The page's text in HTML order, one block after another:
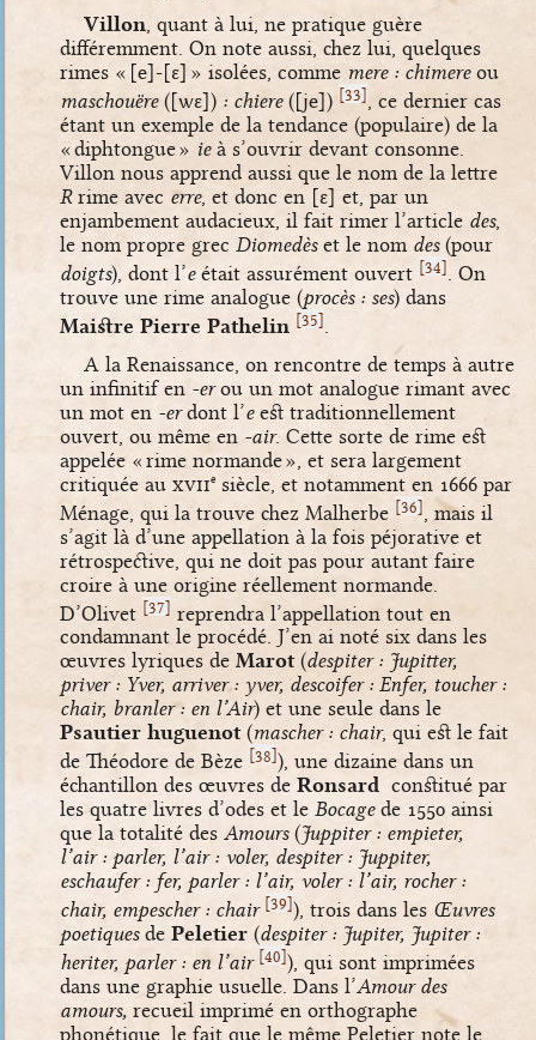
Villon, quant à lui, ne pratique guère
différemment. On note aussi, chez lui, quelques
rimes « [e]-[ɛ] » isolées, comme mere : chimereou
maschouëre([wɛ]) : chiere([je]) [33]
, ce dernier cas
étant un exemple de la tendance (populaire) de la
« diphtongue » ieà s’ouvrir devant consonne.
Villon nous apprend aussi que le nom de la lettre
Rrime avec erre, et donc en [ɛ] et, par un
enjambement audacieux, il fait rimer l’article des,
le nom propre grec Diomedèset le nom des(pour
doigts), dont l’eétait assurément ouvert [34]
. On
trouve une rime analogue (procès : ses) dans
Maistre Pierre Pathelin [35]
A la Renaissance, on rencontre de temps à autre
un infinitif en -erou un mot analogue rimant avec
un mot en -erdont l’eest traditionnellement
ouvert, ou même en -air. Cette sorte de rime est
appelée « rime normande », et sera largement
critiquée au xviie siècle, et notamment en 1666 par
Ménage, qui la trouve chez Malherbe [36]
, mais il
s’agit là d’une appellation à la fois péjorative et
rétrospective, qui ne doit pas pour autant faire
croire à une origine réellement normande.
D’Olivet [37] reprendra l’appellation tout en
condamnant le procédé. J’en ai noté six dans les
œuvres lyriques de Marot(despiter : Jupitter,
priver : Yver, arriver : yver, descoifer : Enfer, toucher :
chair, branler : en l’Air) et une seule dans le
Psautier huguenot(mascher : chair, qui est le fait
de Théodore de Bèze [38]), une dizaine dans un
échantillon des œuvres de Ronsard constitué par
les quatre livres d’odes et le Bocagede 1550 ainsi
que la totalité des Amours(Juppiter : empieter,
l’air : parler, l’air : voler, despiter : Juppiter,
eschaufer : fer, parler : l’air, voler : l’air, rocher :
chair, empescher : chair [39]), trois dans les Œuvres
poetiquesde Peletier (despiter : Jupiter, Jupiter :
heriter, parler : en l’air [40]), qui sont imprimées
dans une graphie usuelle. Dans l’Amour des
amours, recueil imprimé en orthographe
phonétique, le fait que le même Peletier note le